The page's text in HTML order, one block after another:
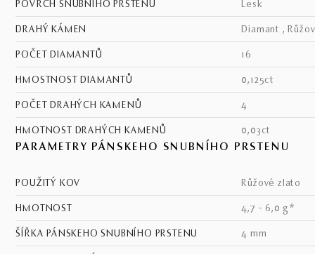
POVRCH SNUBNÍHO PRSTENU lesk
DRAHÝ KÁMEN Diamant ,
POČET DIAMANTŮ 16
HMOSTNOST DIAMANTŮ 0,125ct
POČET DRAHÝCH KAMENŮ 4
HMOTNOST DRAHÝCH KAMENŮ 0,03ct
PARAMETRY PÁNSKEHO SNUBNÍHO PRSTENU
POUŽITÝ KOV růžové zlato
HMOTNOST 4,7 - 6,0 g*
ŠÍŘKA PÁNSKEHO SNUBNÍHO PRSTENU 4 mm